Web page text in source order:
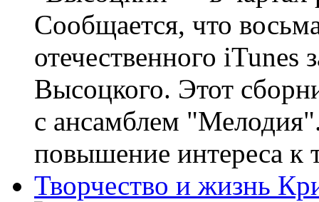
Сообщается, что
отечественного iTunes
Высоцкого. Этот
с ансамблем
повышение интереса к
Творчество и жизнь